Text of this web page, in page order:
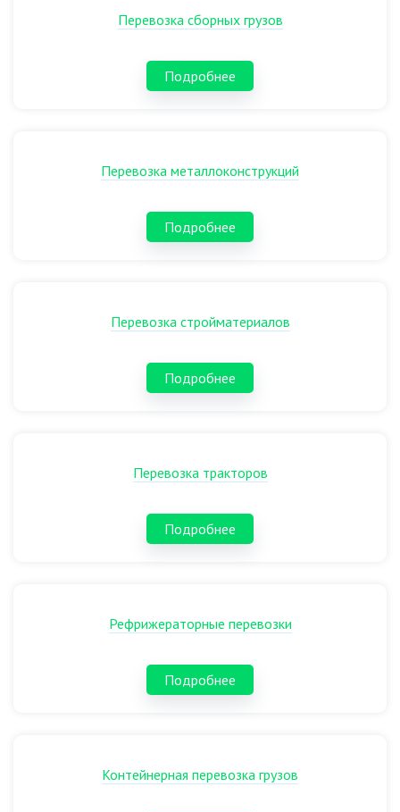
Перевозка сборных грузов
Подробнее
Перевозка металлоконструкций
Подробнее
Перевозка стройматериалов
Подробнее
Перевозка тракторов
Подробнее
Рефрижераторные перевозки
Подробнее
Контейнерная перевозка грузов